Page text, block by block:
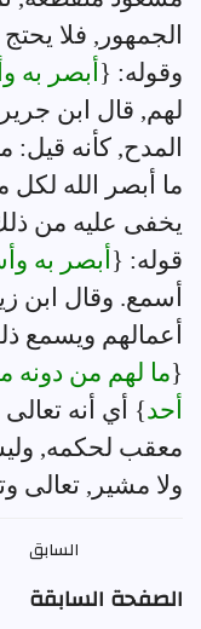
الجمهور, فلا
وقوله: { أبصر به
لهم, قال ابن
المدح, كأنه قيل:
ما أبصر الله
يخفى عليه من
قوله: { أبصر به
أسمع. وقال ابن
أعمالهم ويسمع
{ما لهم من
أحد} أي أنه
معقب لحكمه,
ولا مشير, تعالى
السابق
الصفحة السابقة